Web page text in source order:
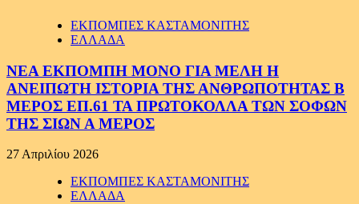
ΕΚΠΟΜΠΕΣ ΚΑΣΤΑΜΟΝΙΤΗΣ
ΕΛΛΑΔΑ
ΝΕΑ ΕΚΠΟΜΠΗ ΜΟΝΟ ΓΙΑ ΜΕΛΗ Η
ΑΝΕΙΠΩΤΗ ΙΣΤΟΡΙΑ ΤΗΣ ΑΝΘΡΩΠΟΤΗΤΑΣ Β
ΜΕΡΟΣ ΕΠ.61 ΤΑ ΠΡΩΤΟΚΟΛΛΑ ΤΩΝ ΣΟΦΩΝ
ΤΗΣ ΣΙΩΝ Α ΜΕΡΟΣ
27 Απριλίου 2026
ΕΚΠΟΜΠΕΣ ΚΑΣΤΑΜΟΝΙΤΗΣ
ΕΛΛΑΔΑ